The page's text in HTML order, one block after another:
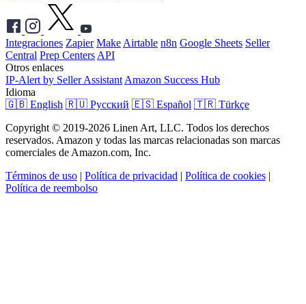
Integraciones Zapier Make Airtable n8n Google Sheets Seller
Central Prep Centers API
Otros enlaces
IP-Alert by Seller Assistant Amazon Success Hub
Idioma
🇬🇧 English 🇷🇺 Русский 🇪🇸 Español 🇹🇷 Türkçe
Copyright © 2019-2026 Linen Art, LLC. Todos los derechos
reservados. Amazon y todas las marcas relacionadas son marcas
comerciales de Amazon.com, Inc.
Términos de uso | Política de privacidad | Política de cookies |
Política de reembolso